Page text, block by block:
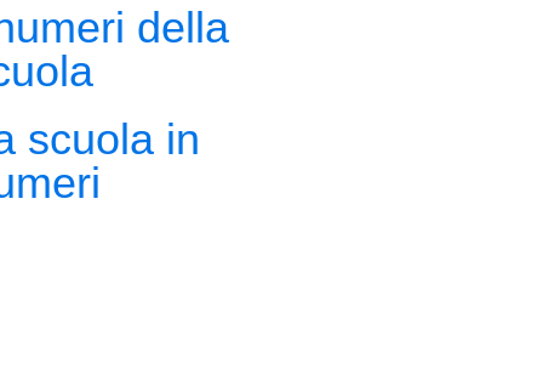
della
scuola in